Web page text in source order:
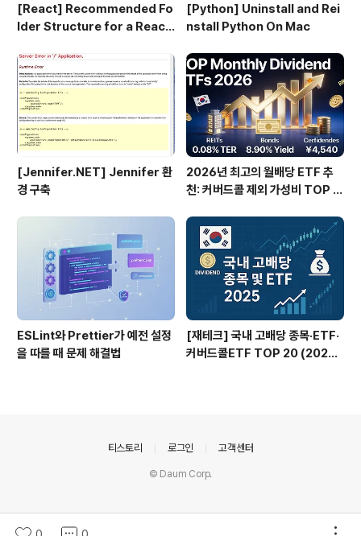
[React] Recommended Fo
lder Structure for a React
[Python] Uninstall and Rei
nstall Python On Mac
[Jennifer.NET] Jennifer 환
경 구축
2026년 최고의 월배당 ETF 추
천: 커버드콜 제외 가성비 TOP 3
ESLint와 Prettier가 예전 설정
을 따를 때 문제 해결법
[재테크] 국내 고배당 종목·ETF·
커버드콜ETF TOP 20 (2025
티스토리 로그인 고객센터
© Daum Corp.